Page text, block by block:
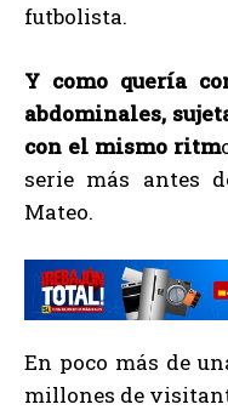
futbolista.
Y como quería
abdominales,
con el mismo ritm
serie más antes
Mateo.
En poco más de
millones de